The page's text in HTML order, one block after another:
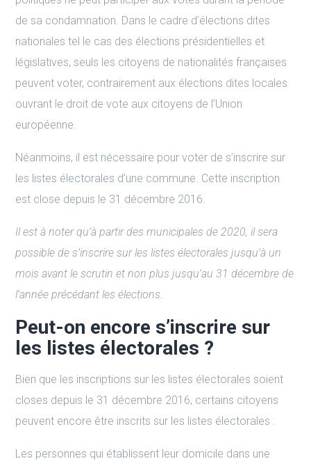
de sa condamnation. Dans le cadre d’élections dites
nationales tel le cas des élections présidentielles et
législatives, seuls les citoyens de nationalités françaises
peuvent voter, contrairement aux élections dites locales
ouvrant le droit de vote aux citoyens de l’Union
européenne.
Néanmoins, il est nécessaire pour voter de s’inscrire sur
les listes électorales d’une commune. Cette inscription
est close depuis le 31 décembre 2016.
Il est à noter qu’à partir des municipales de 2020, il sera
possible de s’inscrire sur les listes électorales jusqu’à un
mois avant le scrutin et non plus jusqu’au 31 décembre de
l’année précédant les élections.
Peut-on encore s’inscrire sur
les listes électorales ?
Bien que les inscriptions sur les listes électorales soient
closes depuis le 31 décembre 2016, certains citoyens
peuvent encore être inscrits sur les listes électorales :
Les personnes qui établissent leur domicile dans une